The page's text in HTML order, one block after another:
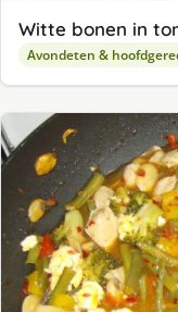
Witte bonen in
Avondeten &